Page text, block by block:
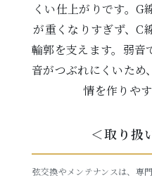
くい仕上がりです。G
が重くなりすぎず、C
輪郭を支えます。弱音
音がつぶれにくいため
情を作りや
＜取り扱
弦交換やメンテナンスは、専